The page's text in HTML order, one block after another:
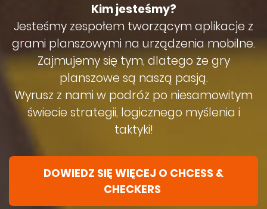
Kim jesteśmy?
Jesteśmy zespołem tworzącym aplikacje z
grami planszowymi na urządzenia mobilne.
Zajmujemy się tym, dlatego że gry
planszowe są naszą pasją.
Wyrusz z nami w podróż po niesamowitym
świecie strategii, logicznego myślenia i
taktyki!
DOWIEDZ SIĘ WIĘCEJ O CHCESS &
CHECKERS